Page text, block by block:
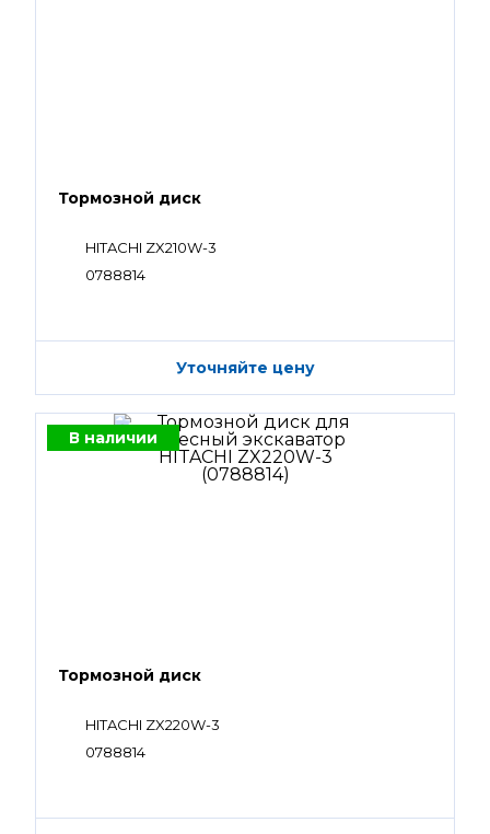
Тормозной диск
HITACHI ZX210W-3
0788814
Уточняйте цену
В наличии
Тормозной диск
HITACHI ZX220W-3
0788814